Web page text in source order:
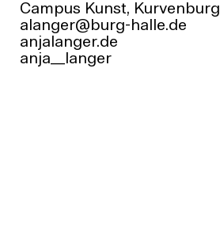
Campus Kunst, Kurvenburg
ed.ellah-grub@regnala
anjalanger.de
anja__langer